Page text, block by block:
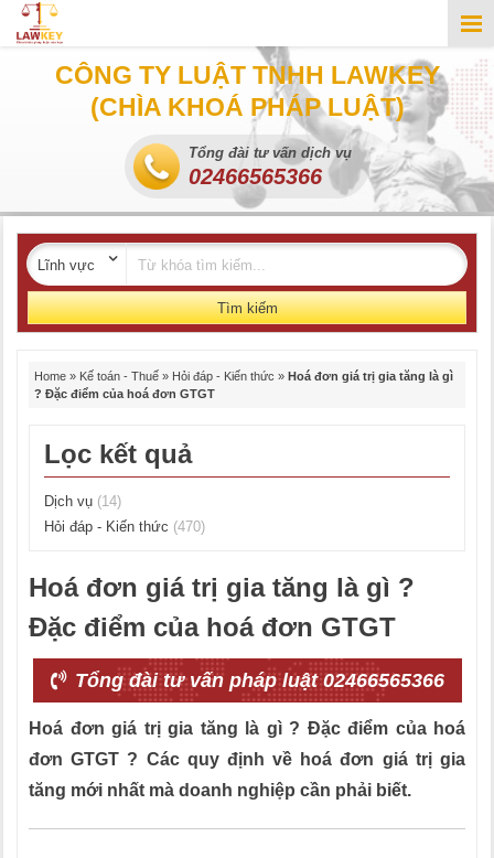
CÔNG TY LUẬT TNHH LAWKEY
(CHÌA KHOÁ PHÁP LUẬT)
Tổng đài tư vấn dịch vụ
02466565366
Tìm kiếm
Home » Kế toán - Thuế » Hỏi đáp - Kiến thức » Hoá đơn giá trị gia tăng là gì
? Đặc điểm của hoá đơn GTGT
Lọc kết quả
Dịch vụ (14)
Hỏi đáp - Kiến thức (470)
Hoá đơn giá trị gia tăng là gì ?
Đặc điểm của hoá đơn GTGT
Tổng đài tư vấn pháp luật 02466565366
Hoá đơn giá trị gia tăng là gì ? Đặc điểm của hoá
đơn GTGT ? Các quy định về hoá đơn giá trị gia
tăng mới nhất mà doanh nghiệp cần phải biết.